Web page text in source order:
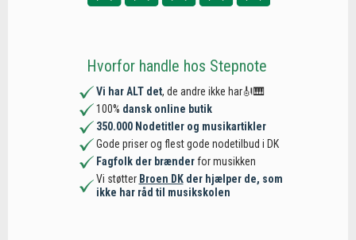
Hvorfor handle hos Stepnote
Vi har ALT det, de andre ikke har🎻🎹
100% dansk online butik
350.000 Nodetitler og musikartikler
Gode priser og flest gode nodetilbud i DK
Fagfolk der brænderfor musikken
Vi støtter Broen DKder hjælper de, som
ikke har råd til musikskolen